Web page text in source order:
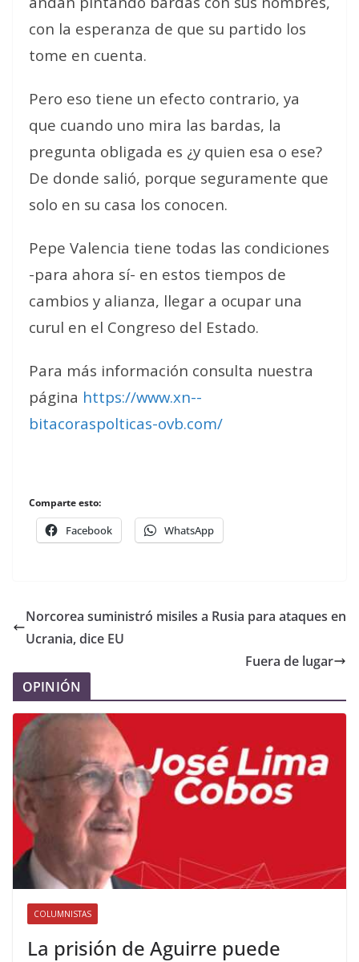
con la esperanza de que su partido los
tome en cuenta.
Pero eso tiene un efecto contrario, ya
que cuando uno mira las bardas, la
pregunta obligada es ¿y quien esa o ese?
De donde salió, porque seguramente que
solo en su casa los conocen.
Pepe Valencia tiene todas las condiciones
-para ahora sí- en estos tiempos de
cambios y alianza, llegar a ocupar una
curul en el Congreso del Estado.
Para más información consulta nuestra
página https://www.xn--
bitacoraspolticas-ovb.com/
Comparte esto:
Facebook WhatsApp
Norcorea suministró misiles a Rusia para ataques en
Ucrania, dice EU
Fuera de lugar
OPINIÓN
COLUMNISTAS
La prisión de Aguirre puede